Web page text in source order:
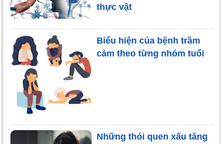
thực vật
Biểu hiện của bệnh trầm
cảm theo từng nhóm tuổi
Những thói quen xấu tăng